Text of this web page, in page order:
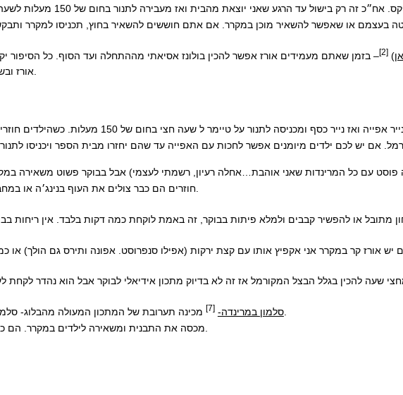
ההכנה לוקחת 15 דקות כי אני
[2]
– בזמן שאתם מעמידים אורז אפשר להכין בולונז אסיאתי מההתחלה ועד הסוף. כל
אורז ובשר וככה להכניס למקרר- הם רק צריכים לחמם במיקרוגל.
אני מניחה הכל מתובל בתבנית לתנור, מכסה בנייר אפייה
פוסט עם כל המרינדות שאני אוהבת…אחלה רעיון, רשמתי לעצמי) אבל בבוקר פשוט משאירה
חוזרים הם כבר צולים את העוף בנינג׳ה או במחבת. אצלי אוהבים חזה עוף עם סלט/אורז/מילוי לטורטיה.
סלמון במרינדה- [7]
מכינה תערובת של המתכון המעולה מהבלוג- סלמון במיסו ומניחה את הדג עם הפנים למטה בתוך הרוטב.